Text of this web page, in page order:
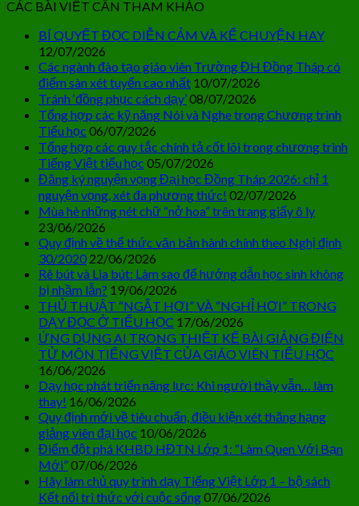
CÁC BÀI VIẾT CẦN THAM KHẢO
BÍ QUYẾT ĐỌC DIỄN CẢM VÀ KỂ CHUYỆN HAY
12/07/2026
Các ngành đào tạo giáo viên Trường ĐH Đồng Tháp có
điểm sàn xét tuyển cao nhất 10/07/2026
Tránh ‘đồng phục cách dạy’08/07/2026
Tổng hợp các kỹ năng Nói và Nghe trong Chương trình
Tiểu học 06/07/2026
Tổng hợp các quy tắc chính tả cốt lõi trong chương trình
Tiếng Việt tiểu học 05/07/2026
Đăng ký nguyện vọng Đại học Đồng Tháp 2026: chỉ 1
nguyện vọng, xét đa phương thức! 02/07/2026
Mùa hè những nét chữ “nở hoa” trên trang giấy ô ly
23/06/2026
Quy định về thể thức văn bản hành chính theo Nghị định
30/2020 22/06/2026
Rê bút và Lia bút: Làm sao để hướng dẫn học sinh không
bị nhầm lẫn? 19/06/2026
THỦ THUẬT “NGẮT HƠI” VÀ “NGHỈ HƠI” TRONG
DẠY ĐỌC Ở TIỂU HỌC 17/06/2026
ỨNG DỤNG AI TRONG THIẾT KẾ BÀI GIẢNG ĐIỆN
TỬ MÔN TIẾNG VIỆT CỦA GIÁO VIÊN TIỂU HỌC
16/06/2026
Dạy học phát triển năng lực: Khi người thầy vẫn… làm
thay! 16/06/2026
Quy định mới về tiêu chuẩn, điều kiện xét thăng hạng
giảng viên đại học 10/06/2026
Điểm đột phá KHBD HĐTN Lớp 1: “Làm Quen Với Bạn
Mới”07/06/2026
Hãy làm chủ quy trình dạy Tiếng Việt Lớp 1 – bộ sách
Kết nối tri thức với cuộc sống07/06/2026